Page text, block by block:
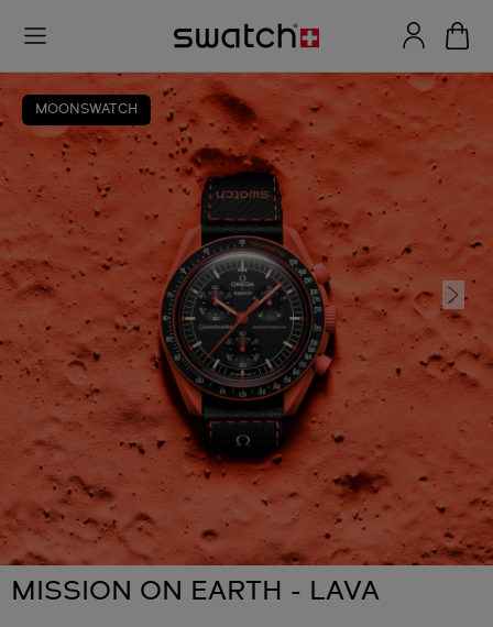
MOONSWATCH
MISSION ON EARTH - LAVA